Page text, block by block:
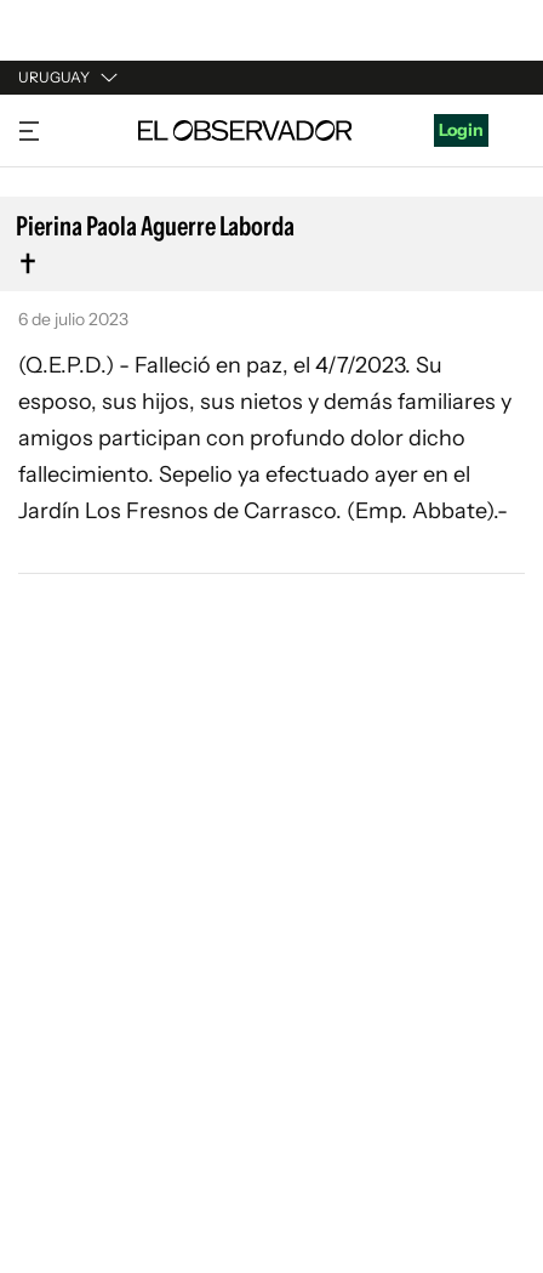
URUGUAY
URUGUAY
ARGENTINA
ESPAÑA
ESTADOS UNIDOS
Login
Pierina Paola Aguerre Laborda
6 de julio 2023
(Q.E.P.D.) - Falleció en paz, el 4/7/2023. Su
esposo, sus hijos, sus nietos y demás familiares y
amigos participan con profundo dolor dicho
fallecimiento. Sepelio ya efectuado ayer en el
Jardín Los Fresnos de Carrasco. (Emp. Abbate).-